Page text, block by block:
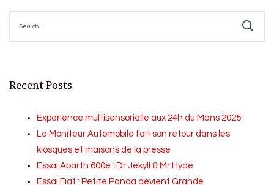
for:
Recent Posts
Expérience multisensorielle aux 24h du Mans 2025
Le Moniteur Automobile fait son retour dans les
kiosques et maisons de la presse
Essai Abarth 600e : Dr Jekyll & Mr Hyde
Essai Fiat : Petite Panda devient Grande